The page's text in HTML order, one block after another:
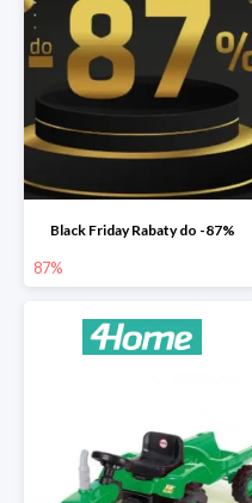
Black Friday Rabaty do -87%
87%